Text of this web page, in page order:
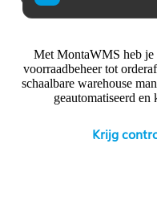
Met MontaWMS heb
voorraadbeheer tot
schaalbare warehouse
geautomatiseerd
Krijg